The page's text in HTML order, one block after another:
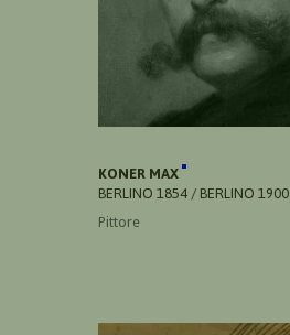
KONER MAX
BERLINO 1854 / BERLINO 1900
Pittore